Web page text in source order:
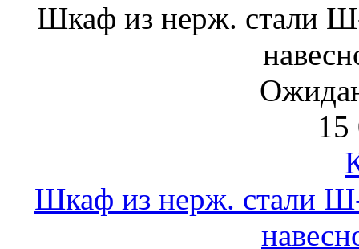
Шкаф из нерж.
15
Шкаф из нерж. стали